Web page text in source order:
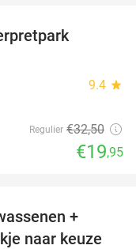
9.4 star
Regulier €32,50
€19,95
+
naar keuze